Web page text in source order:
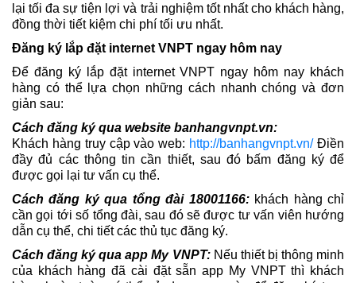
lại tối đa sự tiện lợi và trải nghiệm tốt nhất cho khách hàng,
đồng thời tiết kiệm chi phí tối ưu nhất.
Đăng ký lắp đặt internet VNPT ngay hôm nay
Để đăng ký lắp đặt internet VNPT ngay hôm nay khách
hàng có thể lựa chọn những cách nhanh chóng và đơn
giản sau:
Cách đăng ký qua website banhangvnpt.vn:
Khách hàng truy cập vào web: http://banhangvnpt.vn/ Điền
đầy đủ các thông tin cần thiết, sau đó bấm đăng ký để
được gọi lại tư vấn cụ thể.
Cách đăng ký qua tổng đài 18001166:khách hàng chỉ
cần gọi tới số tổng đài, sau đó sẽ được tư vấn viên hướng
dẫn cụ thể, chi tiết các thủ tục đăng ký.
Cách đăng ký qua app My VNPT:Nếu thiết bị thông minh
của khách hàng đã cài đặt sẵn app My VNPT thì khách